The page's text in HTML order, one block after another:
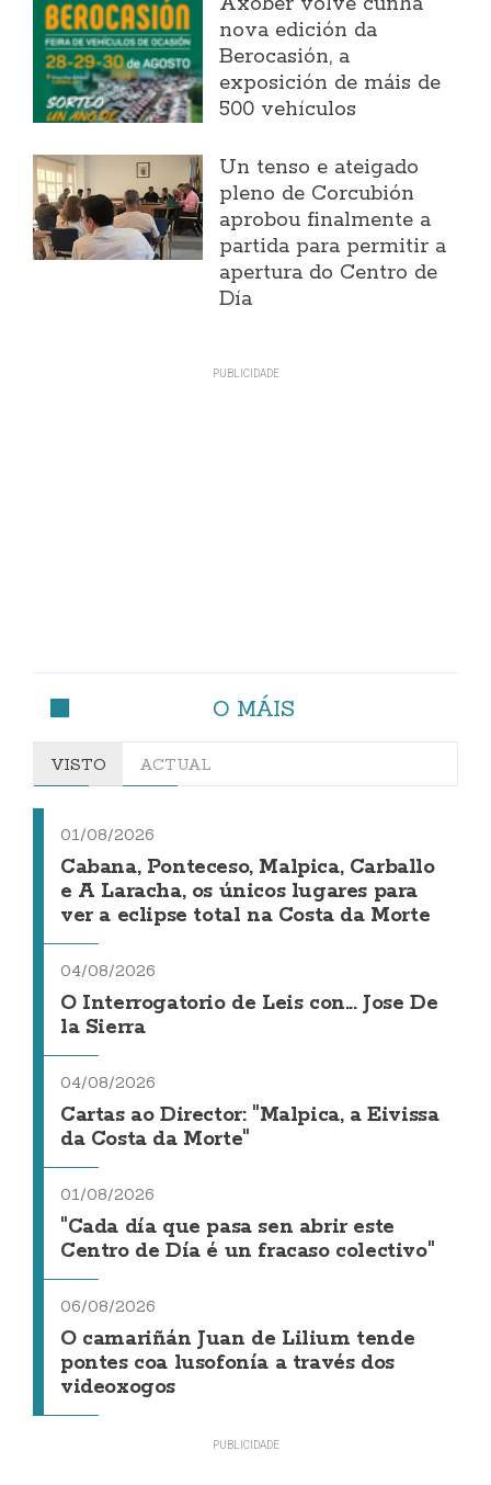
nova edición da
Berocasión, a
exposición de máis de
500 vehículos
Un tenso e ateigado
pleno de Corcubión
aprobou finalmente a
partida para permitir a
apertura do Centro de
Día
O MÁIS
VISTO ACTUAL
01/08/2026
Cabana, Ponteceso, Malpica, Carballo
e A Laracha, os únicos lugares para
ver a eclipse total na Costa da Morte
04/08/2026
O Interrogatorio de Leis con... Jose De
la Sierra
04/08/2026
Cartas ao Director: "Malpica, a Eivissa
da Costa da Morte"
01/08/2026
"Cada día que pasa sen abrir este
Centro de Día é un fracaso colectivo"
06/08/2026
O camariñán Juan de Lilium tende
pontes coa lusofonía a través dos
videoxogos